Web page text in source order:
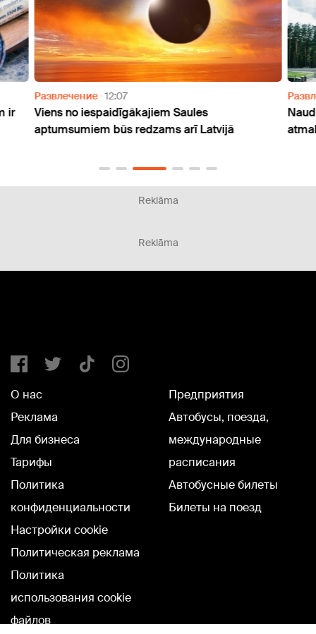
ir
Развлечение 12:07
Viens no iespaidīgākajiem Saules
aptumsumiem būs redzams arī Latvijā
Reklāma
Reklāma
О нас
Реклама
Для бизнеса
Тарифы
Политика
конфиденциальности
Настройки cookie
Политическая реклама
Политика
использования cookie
файлов
Предприятия
Автобусы, поезда,
международные
расписания
Автобусные билеты
Билеты на поезд